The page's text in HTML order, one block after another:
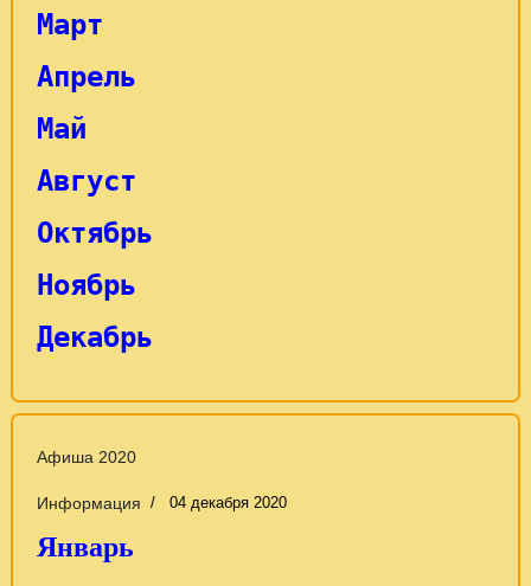
Март
Апрель
Май
Август
Октябрь
Ноябрь
Декабрь
Афиша 2020
Информация 04 декабря 2020
Январь